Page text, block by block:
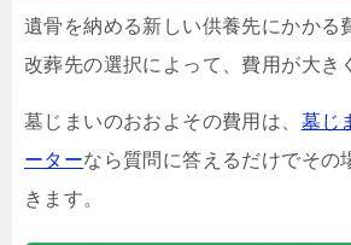
遺骨を納める新しい供養先にかかる
改葬先の選択によって、費用が大き
墓じまいのおおよその費用は、 墓じ
ーターなら質問に答えるだけでその
きます。